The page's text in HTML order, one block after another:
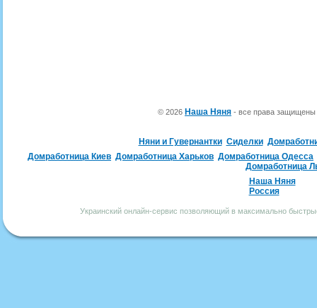
© 2026 Наша Няня - все права
Няни и Гувернантки Сиделки
Домработница Киев Домработница Харьков Домработница Одесса
Домработница
Наша Няня
Россия
Украинский онлайн-сервис позволяющий в максимально